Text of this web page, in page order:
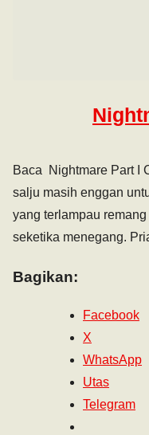
Baca Nightmare Part I
salju masih enggan
yang terlampau
seketika menegang.
Bagikan:
Facebook
X
WhatsApp
Utas
Telegram